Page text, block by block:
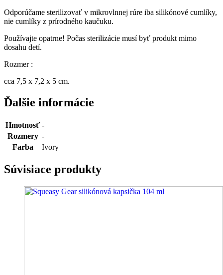
Odporúčame sterilizovať v mikrovlnnej rúre iba silikónové cumlíky,
nie cumlíky z prírodného kaučuku.
Používajte opatrne! Počas sterilizácie musí byť produkt mimo
dosahu detí.
Rozmer :
cca 7,5 x 7,2 x 5 cm.
Ďalšie informácie
Hmotnosť -
Rozmery -
Farba
Ivory
Súvisiace produkty